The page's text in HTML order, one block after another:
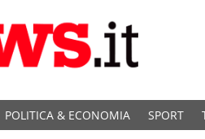
POLITICA & ECONOMIA SPORT